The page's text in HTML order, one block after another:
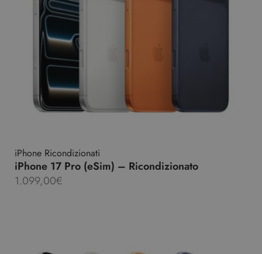
iPhone Ricondizionati
iPhone 17 Pro (eSim) – Ricondizionato
1.099,00€